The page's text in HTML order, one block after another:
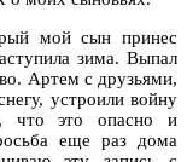
мой сын принес
зима. Выпал
Артем с друзьями,
устроили войну
что это опасно и
еще раз дома